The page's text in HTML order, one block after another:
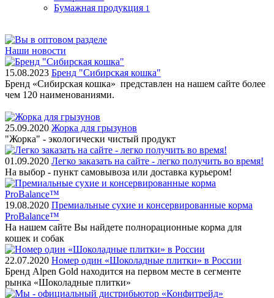
Бумажная продукция 1
Наши новости
15.08.2023 Бренд "Сибирская кошка"
Бренд «Сибирская кошка» представлен на нашем сайте более
чем 120 наименованиями.
25.09.2020 Жорка для грызунов
"Жорка" - экологически чистый продукт
01.09.2020 Легко заказать на сайте - легко получить во время!
На выбор - пункт самовывоза или доставка курьером!
19.08.2020 Премиальные сухие и консервированные корма
ProBalance™
На нашем сайте Вы найдете полнорационные корма для
кошек и собак
22.07.2020 Номер один «Шоколадные плитки» в России
Бренд Alpen Gold находится на первом месте в сегменте
рынка «Шоколадные плитки»